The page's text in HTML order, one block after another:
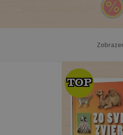
TOP
TOP